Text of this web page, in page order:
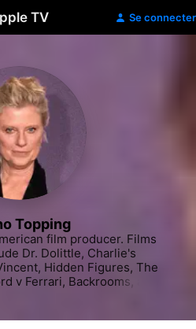
TV Se connecter
Topping
film producer. Films
Dr. Dolittle, Charlie's
Hidden Figures, The
v Ferrari, Backrooms, and